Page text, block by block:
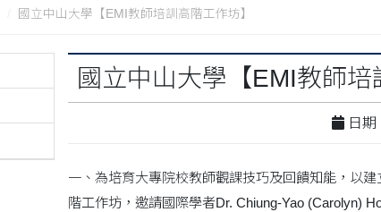
國立中山大學【EMI教師培訓高階工作坊】
國立中山大學【EMI教師培
日期
一、為培育大專院校教師觀課技巧及回饋知能，以
階工作坊，邀請國際學者Dr. Chiung-Yao (Carolyn)